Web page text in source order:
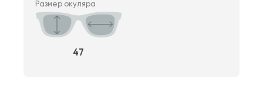
Размер окуляра
47